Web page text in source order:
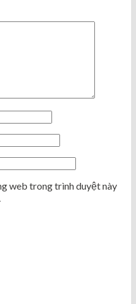
web trong trình duyệt này